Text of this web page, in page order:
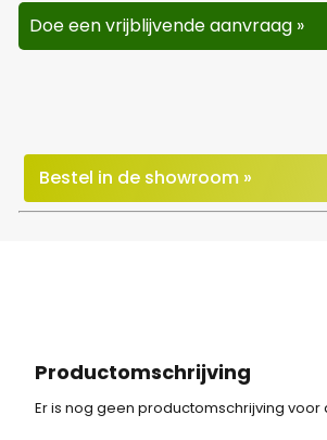
Doe een vrijblijvende aanvraag »
Bestel in de showroom »
Productomschrijving
Er is nog geen productomschrijving voor